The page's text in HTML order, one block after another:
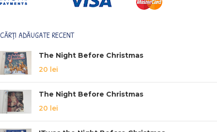
CĂRȚI ADĂUGATE RECENT
The Night Before Christmas
20 lei
The Night Before Christmas
20 lei